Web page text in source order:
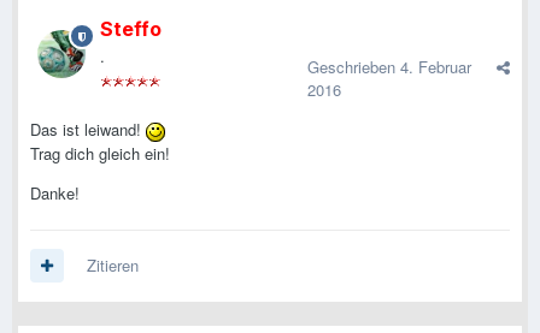
Steffo
. Geschrieben 4. Februar
2016
Das ist leiwand!
Trag dich gleich ein!
Danke!
Zitieren